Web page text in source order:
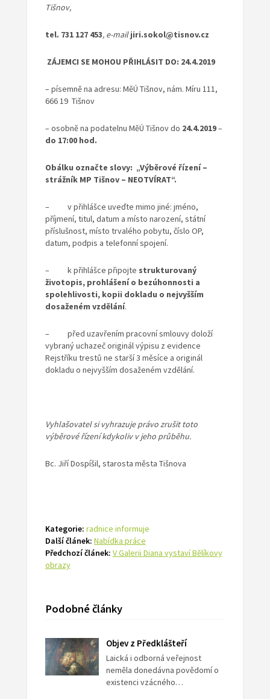
Tišnov,
tel. 731 127 453, e-mailjiri.sokol@tisnov.cz
ZÁJEMCI SE MOHOU PŘIHLÁSIT DO: 24.4.2019
– písemně na adresu: MěÚ Tišnov, nám. Míru 111,
666 19 Tišnov
– osobně na podatelnu MěÚ Tišnov do 24.4.2019–
do 17:00 hod.
Obálku označte slovy: „Výběrové řízení –
strážník MP Tišnov – NEOTVÍRAT“.
– v přihlášce uveďte mimo jiné: jméno,
příjmení, titul, datum a místo narození, státní
příslušnost, místo trvalého pobytu, číslo OP,
datum, podpis a telefonní spojení.
– k přihlášce připojte strukturovaný
životopis, prohlášení o bezúhonnosti a
spolehlivosti, kopii dokladu o nejvyšším
dosaženém vzdělání.
– před uzavřením pracovní smlouvy doloží
vybraný uchazeč originál výpisu z evidence
Rejstříku trestů ne starší 3 měsíce a originál
dokladu o nejvyšším dosaženém vzdělání.
Vyhlašovatel si vyhrazuje právo zrušit toto
výběrové řízení kdykoliv v jeho průběhu.
Bc. Jiří Dospíšil, starosta města Tišnova
Kategorie: radnice informuje
Další článek: Nabídka práce
Předchozí článek: V Galerii Diana vystaví Bělíkovy
obrazy
Podobné články
Objev z Předklášteří
Laická i odborná veřejnost
neměla donedávna povědomí o
existenci vzácného…